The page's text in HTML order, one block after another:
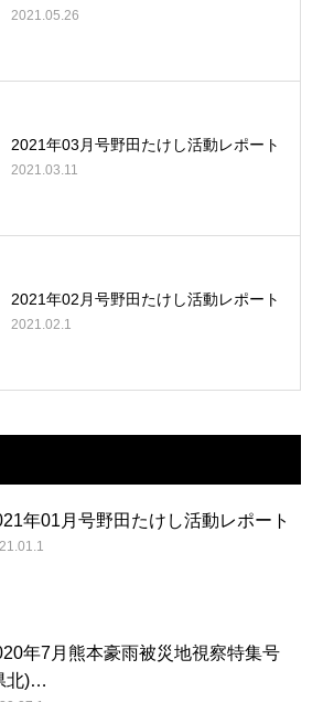
2021.05.26
2021年03月号野田たけし活動レポート
2021.03.11
2021年02月号野田たけし活動レポート
2021.02.1
年01月号野田たけし活動レポート
年7月熊本豪雨被災地視察特集号
北)…